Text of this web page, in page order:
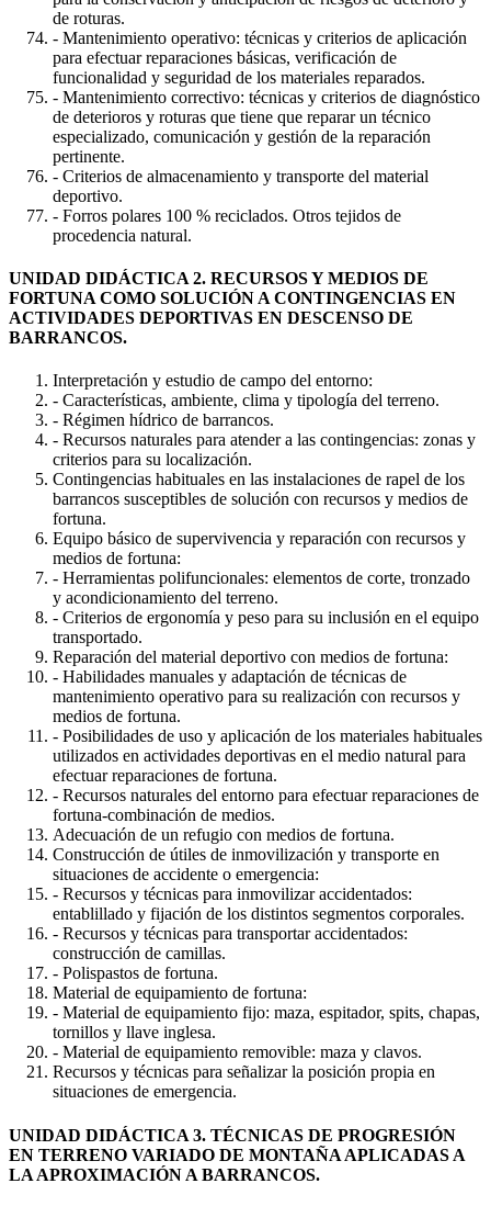
de roturas.
- Mantenimiento operativo: técnicas y criterios de aplicación
para efectuar reparaciones básicas, verificación de
funcionalidad y seguridad de los materiales reparados.
- Mantenimiento correctivo: técnicas y criterios de diagnóstico
de deterioros y roturas que tiene que reparar un técnico
especializado, comunicación y gestión de la reparación
pertinente.
- Criterios de almacenamiento y transporte del material
deportivo.
- Forros polares 100 % reciclados. Otros tejidos de
procedencia natural.
UNIDAD DIDÁCTICA 2. RECURSOS Y MEDIOS DE
FORTUNA COMO SOLUCIÓN A CONTINGENCIAS EN
ACTIVIDADES DEPORTIVAS EN DESCENSO DE
BARRANCOS.
Interpretación y estudio de campo del entorno:
- Características, ambiente, clima y tipología del terreno.
- Régimen hídrico de barrancos.
- Recursos naturales para atender a las contingencias: zonas y
criterios para su localización.
Contingencias habituales en las instalaciones de rapel de los
barrancos susceptibles de solución con recursos y medios de
fortuna.
Equipo básico de supervivencia y reparación con recursos y
medios de fortuna:
- Herramientas polifuncionales: elementos de corte, tronzado
y acondicionamiento del terreno.
- Criterios de ergonomía y peso para su inclusión en el equipo
transportado.
Reparación del material deportivo con medios de fortuna:
- Habilidades manuales y adaptación de técnicas de
mantenimiento operativo para su realización con recursos y
medios de fortuna.
- Posibilidades de uso y aplicación de los materiales habituales
utilizados en actividades deportivas en el medio natural para
efectuar reparaciones de fortuna.
- Recursos naturales del entorno para efectuar reparaciones de
fortuna-combinación de medios.
Adecuación de un refugio con medios de fortuna.
Construcción de útiles de inmovilización y transporte en
situaciones de accidente o emergencia:
- Recursos y técnicas para inmovilizar accidentados:
entablillado y fijación de los distintos segmentos corporales.
- Recursos y técnicas para transportar accidentados:
construcción de camillas.
- Polispastos de fortuna.
Material de equipamiento de fortuna:
- Material de equipamiento fijo: maza, espitador, spits, chapas,
tornillos y llave inglesa.
- Material de equipamiento removible: maza y clavos.
Recursos y técnicas para señalizar la posición propia en
situaciones de emergencia.
UNIDAD DIDÁCTICA 3. TÉCNICAS DE PROGRESIÓN
EN TERRENO VARIADO DE MONTAÑA APLICADAS A
LA APROXIMACIÓN A BARRANCOS.